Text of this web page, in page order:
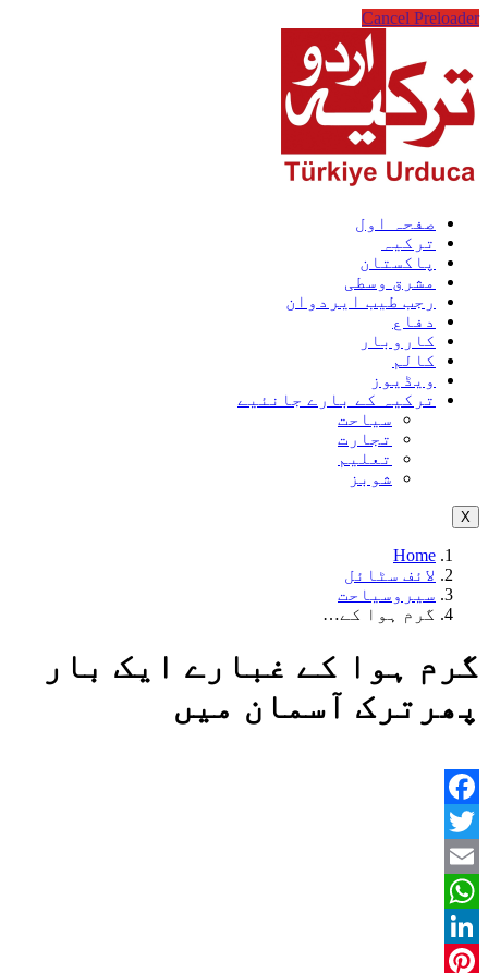
Cancel Preloader
صفحہ اول
ترکیہ
پاکستان
مشرق وسطی
رجب طیب ایردوان
دفاع
کاروبار
کالم
ویڈیوز
ترکیہ کے بارے جانئیے
سیاحت
تجارت
تعلیم
شوبز
X
Home
لائف سٹائل
سیروسیاحت
گرم ہوا کے…
گرم ہوا کے غبارے ایک بار
پھرترک آسمان میں
Facebook
Twitter
Email
WhatsApp
LinkedIn